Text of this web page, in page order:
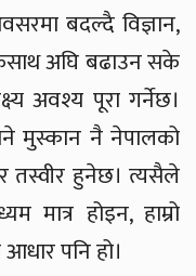
बदल्दै विज्ञान,
अघि बढाउन सके
अवश्य पूरा गर्नेछ।
मुस्कान नै नेपालको
तस्वीर हुनेछ। त्यसैले
मात्र होइन, हाम्रो
पनि हो।